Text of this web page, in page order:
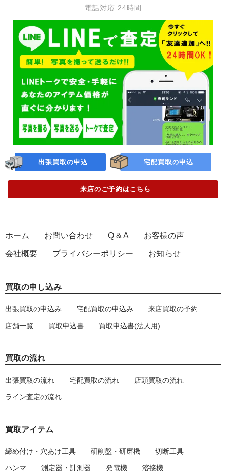
出張買取の申込 宅配買取の申込
電話対応 24時間
来店のご予約はこちら
ホーム お問い合わせ Q & A お客様の声
会社概要 プライバシーポリシー お知らせ
買取の申し込み
出張買取の申込み 宅配買取の申込み 来店買取の予約
店舗一覧 買取申込書 買取申込書(法人用)
買取の流れ
出張買取の流れ 宅配買取の流れ 店頭買取の流れ
ライン査定の流れ
買取アイテム
締め付け・穴あけ工具 研削盤・研磨機 切断工具
ハンマ 測定器・計測器 発電機 溶接機